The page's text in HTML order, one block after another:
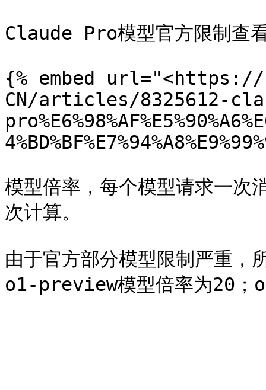
Claude Pro模型官方限制查
{% embed
CN/articles/8325612-
模型倍率，每个模型请求一次
次计算。
由于官方部分模型限制严重，